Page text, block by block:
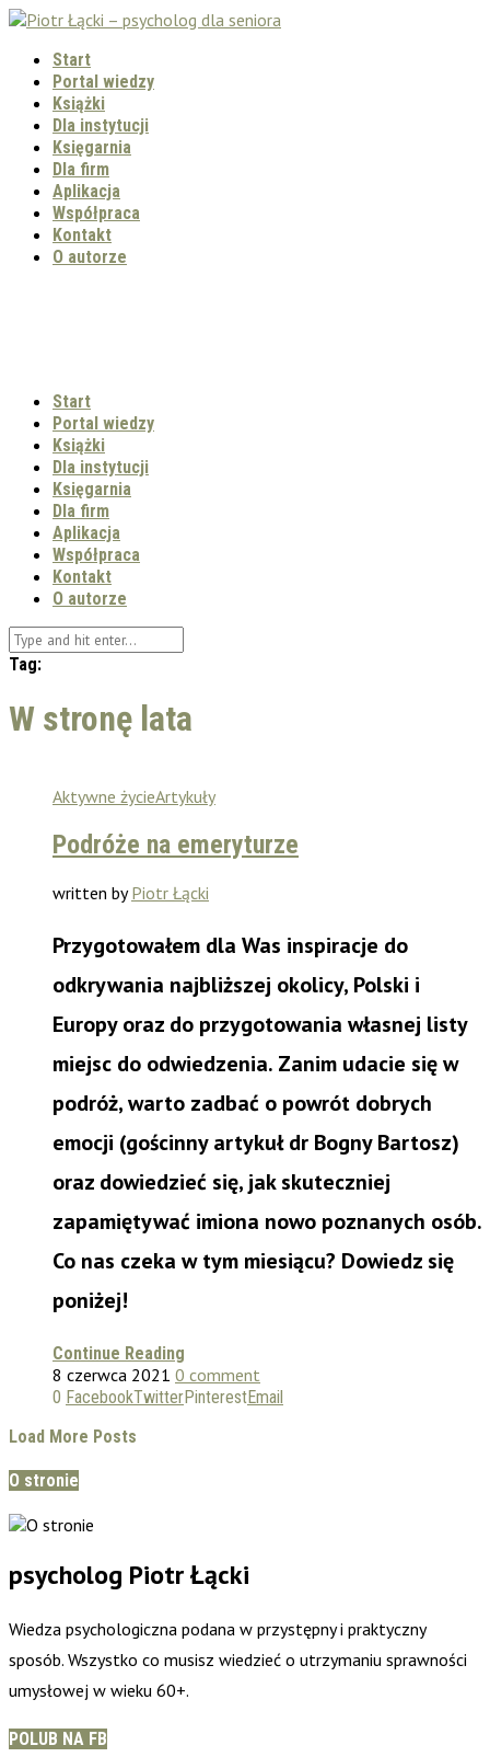
Start
Portal wiedzy
Książki
Dla instytucji
Księgarnia
Dla firm
Aplikacja
Współpraca
Kontakt
O autorze
Start
Portal wiedzy
Książki
Dla instytucji
Księgarnia
Dla firm
Aplikacja
Współpraca
Kontakt
O autorze
Tag:
W stronę lata
Aktywne życieArtykuły
Podróże na emeryturze
written byPiotr Łącki
Przygotowałem dla Was inspiracje do
odkrywania najbliższej okolicy, Polski i
Europy oraz do przygotowania własnej listy
miejsc do odwiedzenia. Zanim udacie się w
podróż, warto zadbać o powrót dobrych
emocji (gościnny artykuł dr Bogny Bartosz)
oraz dowiedzieć się, jak skuteczniej
zapamiętywać imiona nowo poznanych osób.
Co nas czeka w tym miesiącu? Dowiedz się
poniżej!
Continue Reading
8 czerwca 2021 0 comment
0 FacebookTwitterPinterestEmail
Load More Posts
O stronie
psycholog Piotr Łącki
Wiedza psychologiczna podana w przystępny i praktyczny
sposób. Wszystko co musisz wiedzieć o utrzymaniu sprawności
umysłowej w wieku 60+.
POLUB NA FB